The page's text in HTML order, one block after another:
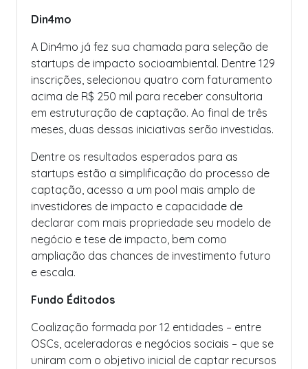
Din4mo
A Din4mo já fez sua chamada para seleção de
startups de impacto socioambiental. Dentre 129
inscrições, selecionou quatro com faturamento
acima de R$ 250 mil para receber consultoria
em estruturação de captação. Ao final de três
meses, duas dessas iniciativas serão investidas.
Dentre os resultados esperados para as
startups estão a simplificação do processo de
captação, acesso a um pool mais amplo de
investidores de impacto e capacidade de
declarar com mais propriedade seu modelo de
negócio e tese de impacto, bem como
ampliação das chances de investimento futuro
e escala.
Fundo Éditodos
Coalização formada por 12 entidades – entre
OSCs, aceleradoras e negócios sociais – que se
uniram com o objetivo inicial de captar recursos